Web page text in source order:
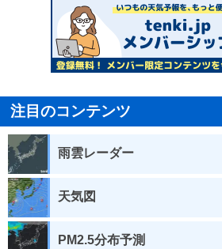
注目のコンテンツ
雨雲レーダー
天気図
PM2.5分布予測